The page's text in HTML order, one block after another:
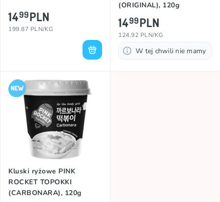
1499PLN
199.87 PLN/KG
(ORIGINAL), 120g
1499PLN
124.92 PLN/KG
W tej chwili nie mamy
Kluski ryżowe PINK
ROCKET TOPOKKI
(CARBONARA), 120g